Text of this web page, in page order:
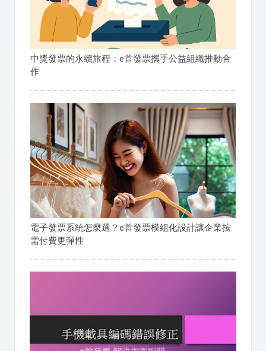
中獎發票的永續旅程：e首發票攜手公益組織推動合
作
電子發票系統怎麼選？e首發票模組化設計讓企業按
需付費更彈性